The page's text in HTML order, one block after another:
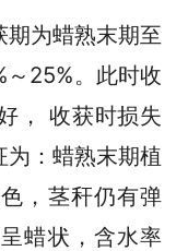
期为蜡熟末期至
～25%。此时收
， 收获时损失
：蜡熟末期植
，茎秆仍有弹
蜡状，含水率